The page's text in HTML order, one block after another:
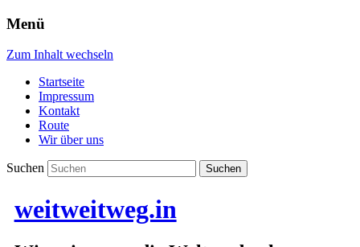
Menü
Zum Inhalt wechseln
Startseite
Impressum
Kontakt
Route
Wir über uns
Suchen
weitweitweg.in